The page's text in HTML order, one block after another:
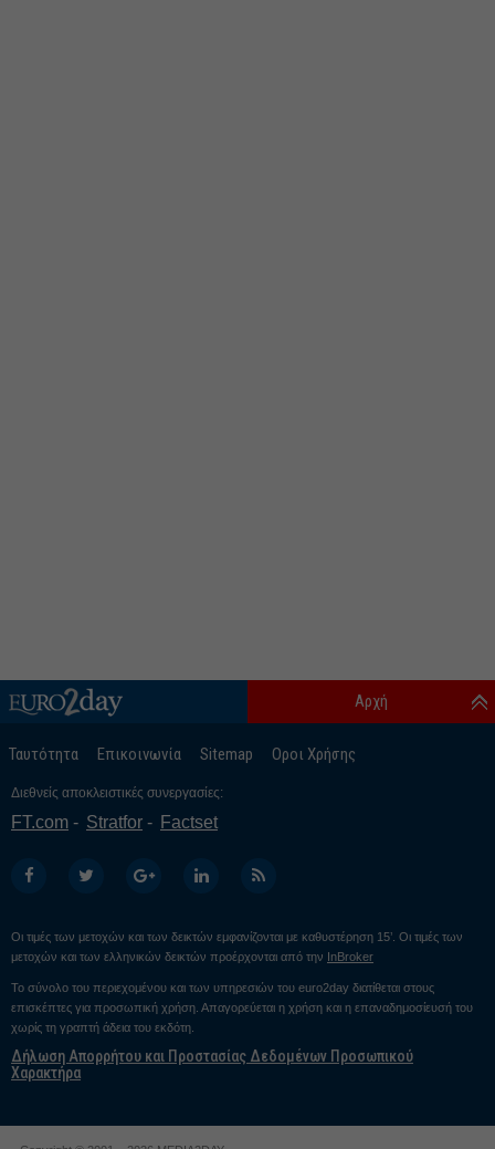
Ταυτότητα Επικοινωνία Sitemap Οροι Χρήσης
Αρχή
Διεθνείς αποκλειστικές συνεργασίες:
FT.com Stratfor Factset
Οι τιμές των μετοχών και των δεικτών εμφανίζονται με καθυστέρηση 15’. Οι τιμές των
μετοχών και των ελληνικών δεικτών προέρχονται από την InBroker
Το σύνολο του περιεχομένου και των υπηρεσιών του euro2day διατίθεται στους
επισκέπτες για προσωπική χρήση. Απαγορεύεται η χρήση και η επαναδημοσίευσή του
χωρίς τη γραπτή άδεια του εκδότη.
Δήλωση Απορρήτου και Προστασίας Δεδομένων Προσωπικού
Χαρακτήρα